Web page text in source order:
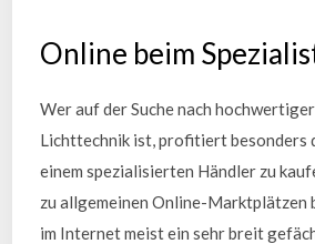
Online beim
Wer auf der Suche nach
Lichttechnik ist, profitiert besonders
einem spezialisierten Händler zu
zu allgemeinen Online-Marktplätzen
im Internet meist ein sehr breit